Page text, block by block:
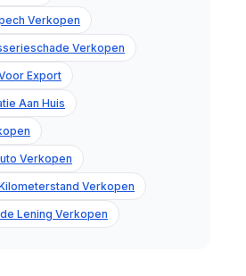
Verkopen
Verkopen
Export
Aan Huis
Verkopen
Verkopen
Lening Verkopen